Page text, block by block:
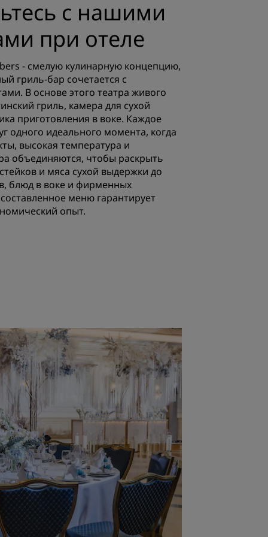
с нашими
при отеле
- смелую кулинарную концепцию,
гриль-бар сочетается с
В основе этого театра живого
гриль, камера для сухой
приготовления в воке. Каждое
одного идеального момента, когда
высокая температура и
объединяются, чтобы раскрыть
и мяса сухой выдержки до
блюд в воке и фирменных
меню гарантирует
опыт.